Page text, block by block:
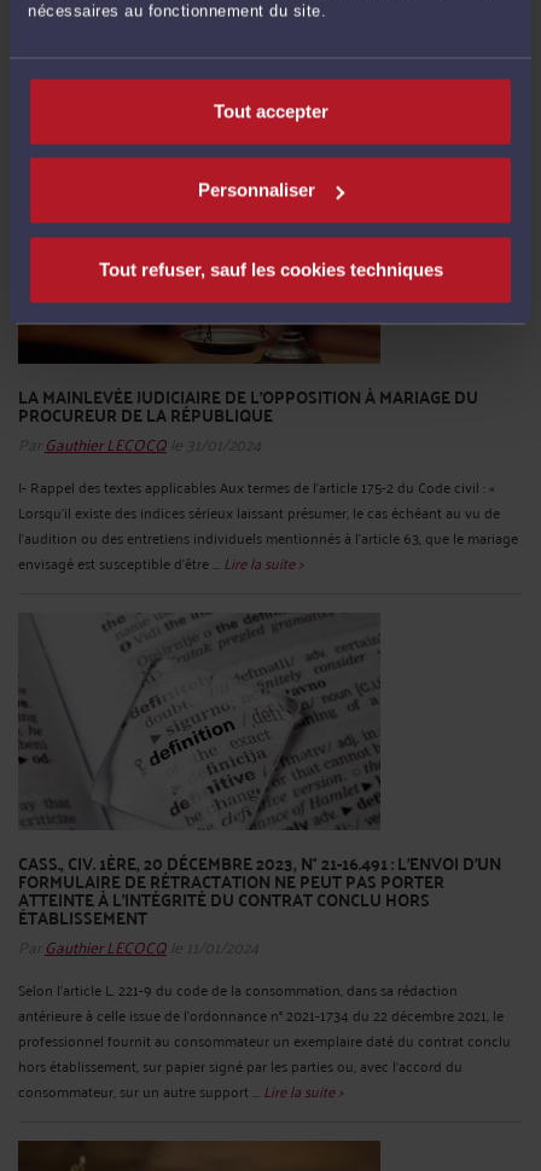
nécessaires au fonctionnement du site.
Tout accepter
Personnaliser
Tout refuser, sauf les cookies techniques
I- La définition du défaut d'intention matrimoniale Aux termes de l’article 146 du
LA MAINLEVÉE JUDICIAIRE DE L’OPPOSITION À MARIAGE DU
PROCUREUR DE LA RÉPUBLIQUE
Par Gauthier LECOCQ le 31/01/2024
I- Rappel des textes applicables Aux termes de l’article 175-2 du Code civil : «
Lorsqu'il existe des indices sérieux laissant présumer, le cas échéant au vu de
l'audition ou des entretiens individuels mentionnés à l'article 63, que le mariage
envisagé est susceptible d'être ... Lire la suite >
CASS., CIV. 1ÈRE, 20 DÉCEMBRE 2023, N° 21-16.491 : L'ENVOI D'UN
FORMULAIRE DE RÉTRACTATION NE PEUT PAS PORTER
ATTEINTE À L’INTÉGRITÉ DU CONTRAT CONCLU HORS
ÉTABLISSEMENT
Par Gauthier LECOCQ le 11/01/2024
Selon l'article L. 221-9 du code de la consommation, dans sa rédaction
antérieure à celle issue de l'ordonnance n° 2021-1734 du 22 décembre 2021, le
professionnel fournit au consommateur un exemplaire daté du contrat conclu
hors établissement, sur papier signé par les parties ou, avec l'accord du
consommateur, sur un autre support ... Lire la suite >